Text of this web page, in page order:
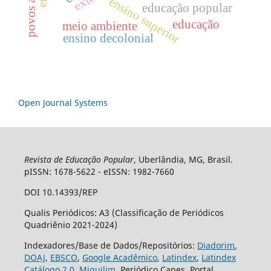
ensino superior
educação popular
meio ambiente
ensino decolonial
educação
Open Journal Systems
Revista de Educação Popular, Uberlândia, MG, Brasil.
pISSN: 1678-5622 - eISSN: 1982-7660
DOI 10.14393/REP
Qualis Periódicos: A3 (Classificação de Periódicos
Quadriênio 2021-2024)
Indexadores/Base de Dados/Repositórios: Diadorim,
DOAJ, EBSCO, Google Acadêmico, Latindex, Latindex